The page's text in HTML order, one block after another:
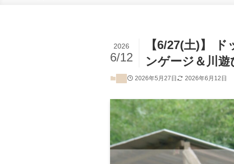
【6/27(土)】
ンゲージ＆川遊
2026
6/12
2026年5月27日 2026年6月12日